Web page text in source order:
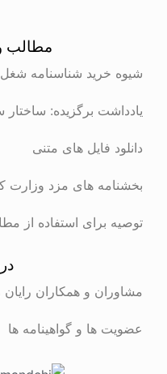
مطالب
شیوه خرید شناسنامه شغل
یادداشت برگزیده:
دانلود فایل های متنی
بخشنامه های مزد وزارت
توصیه برای استفاده از
مشاوران و همکاران رایان
عضویت ها و گواهینامه ها